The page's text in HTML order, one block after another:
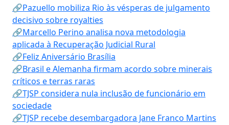
🔗Pazuello mobiliza Rio às vésperas de julgamento
decisivo sobre royalties
🔗Marcello Perino analisa nova metodologia
aplicada à Recuperação Judicial Rural
🔗Feliz Aniversário Brasília
🔗Brasil e Alemanha firmam acordo sobre minerais
críticos e terras raras
🔗TJSP considera nula inclusão de funcionário em
sociedade
🔗TJSP recebe desembargadora Jane Franco Martins